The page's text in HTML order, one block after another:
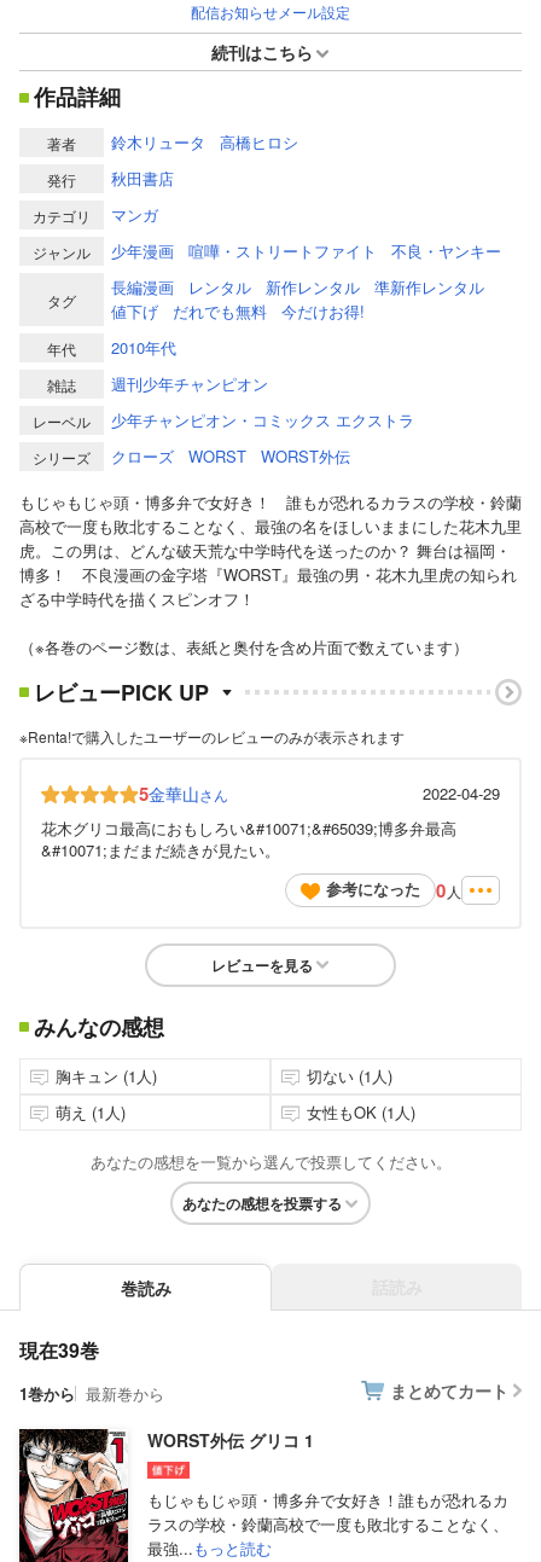
配信お知らせメール設定
続刊はこちら
作品詳細
著者 鈴木リュータ 高橋ヒロシ
発行 秋田書店
カテゴリ マンガ
ジャンル 少年漫画 喧嘩・ストリートファイト 不良・ヤンキー
タグ
長編漫画 レンタル 新作レンタル
準新作レンタル
値下げ
だれでも無料 今だけお得!
年代 2010年代
雑誌 週刊少年チャンピオン
レーベル 少年チャンピオン・コミックス エクストラ
シリーズ クローズ WORST
WORST外伝
もじゃもじゃ頭・博多弁で女好き！ 誰もが恐れるカラスの学校・鈴蘭
高校で一度も敗北することなく、最強の名をほしいままにした花木九里
虎。この男は、どんな破天荒な中学時代を送ったのか？ 舞台は福岡・
博多！ 不良漫画の金字塔『WORST』最強の男・花木九里虎の知られ
ざる中学時代を描くスピンオフ！
（※各巻のページ数は、表紙と奥付を含め片面で数えています）
レビューPICK UP
※Renta!で購入したユーザーのレビューのみが表示されます
5金華山さん
2022-04-29
花木グリコ最高におもしろい&#10071;&#65039;博多弁最高
&#10071;まだまだ続きが見たい。
参考になった
0 人
レビューを見る
みんなの感想
胸キュン (1人)
切ない (1人)
萌え (1人)
女性もOK (1人)
あなたの感想を一覧から選んで投票してください。
あなたの感想を投票する
巻読み
現在39巻
1巻から 最新巻から まとめてカート
WORST外伝 グリコ 1
もじゃもじゃ頭・博多弁で女好き！誰もが恐れるカ
ラスの学校・鈴蘭高校で一度も敗北することなく、
最強...もっと読む